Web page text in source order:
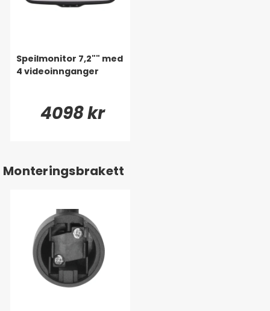
Speilmonitor 7,2"" med
4 videoinnganger
4098 kr
Monteringsbrakett